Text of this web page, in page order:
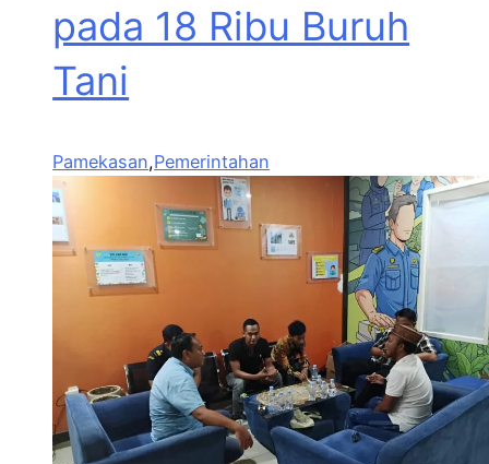
pada 18 Ribu Buruh
Tani
Pamekasan,Pemerintahan